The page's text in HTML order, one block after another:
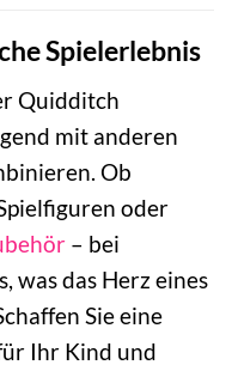
Spielerlebnis
Quidditch
mit anderen
Ob
oder
– bei
was das Herz eines
Sie eine
Ihr Kind und